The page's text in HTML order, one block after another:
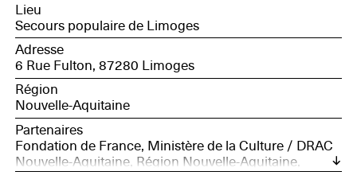
Lieu
Secours populaire de Limoges
Adresse
6 Rue Fulton, 87280 Limoges
Région
Nouvelle-Aquitaine
Partenaires
Fondation de France, Ministère de la Culture / DRAC
Nouvelle-Aquitaine, Région Nouvelle-Aquitaine,
Limoges Métropole, Limoges Habitat, Préfecture de la